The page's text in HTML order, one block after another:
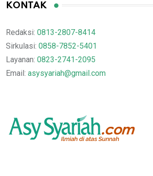
KONTAK
Redaksi: 0813-2807-8414
Sirkulasi: 0858-7852-5401
Layanan: 0823-2741-2095
Email: asysyariah@gmail.com